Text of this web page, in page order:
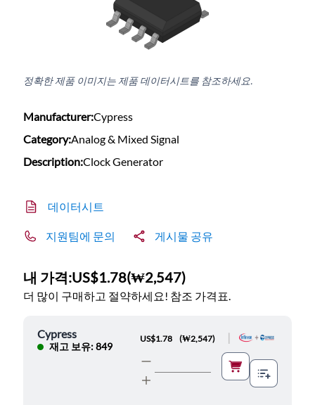
정확한 제품 이미지는 제품 데이터시트를 참조하세요.
Manufacturer:Cypress
Category:Analog & Mixed Signal
Description:Clock Generator
데이터시트
지원팀에 문의 게시물 공유
내 가격:US$1.78(₩2,547)
더 많이 구매하고 절약하세요! 참조 가격표.
Cypress
재고 보유: 849
US$1.78 (₩2,547)